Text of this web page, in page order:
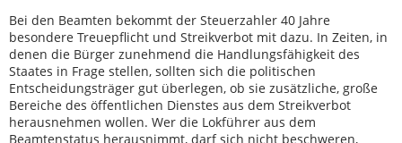
Bei den Beamten bekommt der Steuerzahler 40 Jahre
besondere Treuepflicht und Streikverbot mit dazu. In Zeiten, in
denen die Bürger zunehmend die Handlungsfähigkeit des
Staates in Frage stellen, sollten sich die politischen
Entscheidungsträger gut überlegen, ob sie zusätzliche, große
Bereiche des öffentlichen Dienstes aus dem Streikverbot
herausnehmen wollen. Wer die Lokführer aus dem
Beamtenstatus herausnimmt, darf sich nicht beschweren,